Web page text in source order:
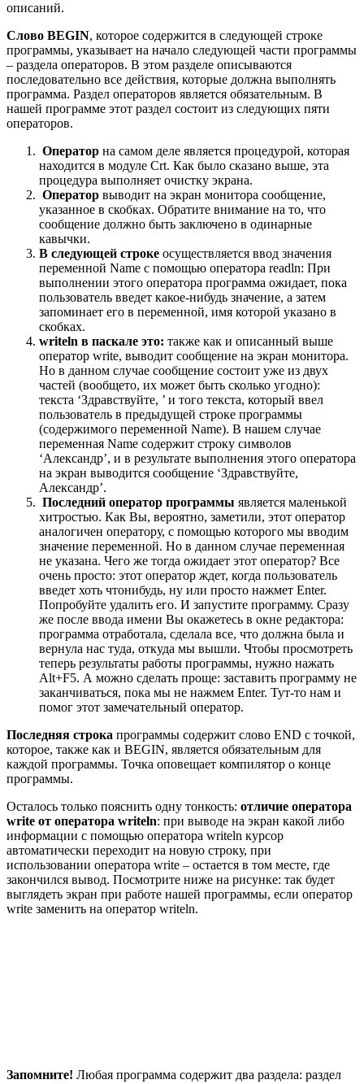
описаний.
Слово BEGIN, которое содержится в следующей строке
программы, указывает на начало следующей части программы
– раздела операторов. В этом разделе описываются
последовательно все действия, которые должна выполнять
программа. Раздел операторов является обязательным. В
нашей программе этот раздел состоит из следующих пяти
операторов.
Оператор на самом деле является процедурой, которая
находится в модуле Crt. Как было сказано выше, эта
процедура выполняет очистку экрана.
Оператор выводит на экран монитора сообщение,
указанное в скобках. Обратите внимание на то, что
сообщение должно быть заключено в одинарные
кавычки.
В следующей строке осуществляется ввод значения
переменной Name с помощью оператора readln: При
выполнении этого оператора программа ожидает, пока
пользователь введет какое-нибудь значение, а затем
запоминает его в переменной, имя которой указано в
скобках.
writeln в паскале это: также как и описанный выше
оператор write, выводит сообщение на экран монитора.
Но в данном случае сообщение состоит уже из двух
частей (вообщето, их может быть сколько угодно):
текста ‘Здравствуйте, ’ и того текста, который ввел
пользователь в предыдущей строке программы
(содержимого переменной Name). В нашем случае
переменная Name содержит строку символов
‘Александр’, и в результате выполнения этого оператора
на экран выводится сообщение ‘Здравствуйте,
Александр’.
Последний оператор программы является маленькой
хитростью. Как Вы, вероятно, заметили, этот оператор
аналогичен оператору, с помощью которого мы вводим
значение переменной. Но в данном случае переменная
не указана. Чего же тогда ожидает этот оператор? Все
очень просто: этот оператор ждет, когда пользователь
введет хоть чтонибудь, ну или просто нажмет Enter.
Попробуйте удалить его. И запустите программу. Сразу
же после ввода имени Вы окажетесь в окне редактора:
программа отработала, сделала все, что должна была и
вернула нас туда, откуда мы вышли. Чтобы просмотреть
теперь результаты работы программы, нужно нажать
Alt+F5. А можно сделать проще: заставить программу не
заканчиваться, пока мы не нажмем Enter. Тут-то нам и
помог этот замечательный оператор.
Последняя строка программы содержит слово END с точкой,
которое, также как и BEGIN, является обязательным для
каждой программы. Точка оповещает компилятор о конце
программы.
Осталось только пояснить одну тонкость: отличие оператора
write от оператора writeln: при выводе на экран какой либо
информации с помощью оператора writeln курсор
автоматически переходит на новую строку, при
использовании оператора write – остается в том месте, где
закончился вывод. Посмотрите ниже на рисунке: так будет
выглядеть экран при работе нашей программы, если оператор
write заменить на оператор writeln.
Запомните! Любая программа содержит два раздела: раздел